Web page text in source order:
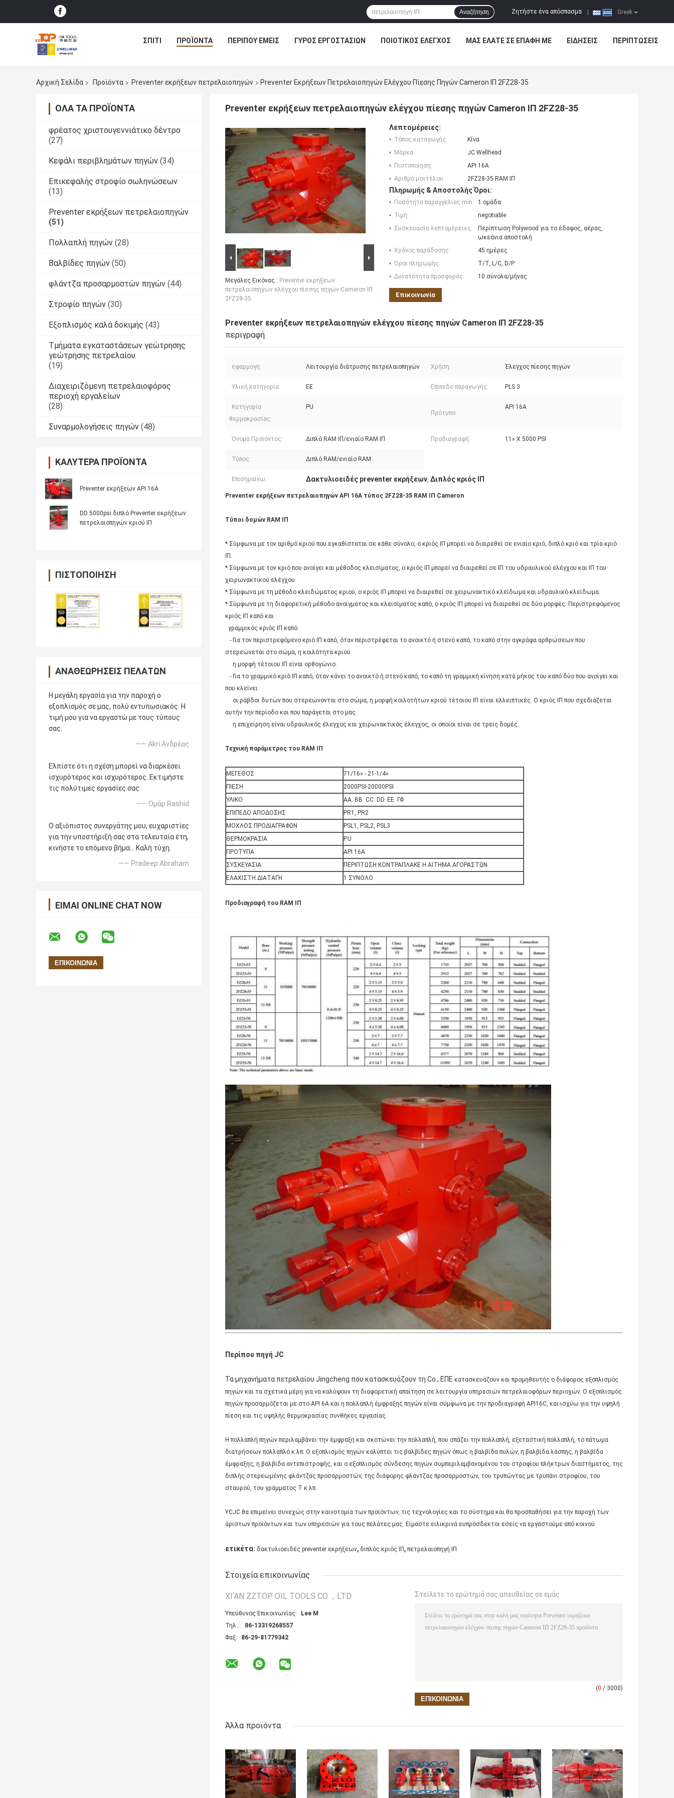
Greek
Ζητήστε ένα απόσπασμα
Αναζήτηση
ΣΠΊΤΙ ΠΡΟΪΌΝΤΑ ΠΕΡΊΠΟΥ ΕΜΕΊΣ ΓΎΡΟΣ ΕΡΓΟΣΤΑΣΊΩΝ ΠΟΙΟΤΙΚΌΣ ΈΛΕΓΧΟΣ ΜΑΣ ΕΛΆΤΕ ΣΕ ΕΠΑΦΉ ΜΕ ΕΙΔΉΣΕΙΣ ΠΕΡΙΠΤΏΣΕΙΣ
Αρχική Σελίδα Προϊόντα Preventer εκρήξεων πετρελαιοπηγών Preventer Εκρήξεων Πετρελαιοπηγών Ελέγχου Πίεσης Πηγών Cameron ΙΠ 2FZ28-35
ΌΛΑ ΤΑ ΠΡΟΪΌΝΤΑ
φρέατος χριστουγεννιάτικο δέντρο
(27)
Κεφάλι περιβλημάτων πηγών (34)
Επικεφαλής στροφίο σωληνώσεων
(13)
Preventer εκρήξεων πετρελαιοπηγών
(51)
Πολλαπλή πηγών (28)
Βαλβίδες πηγών (50)
φλάντζα προσαρμοστών πηγών (44)
Στροφίο πηγών (30)
Εξοπλισμός καλά δοκιμής (43)
Τμήματα εγκαταστάσεων γεώτρησης
γεώτρησης πετρελαίου
(19)
Διαχειριζόμενη πετρελαιοφόρος
περιοχή εργαλείων
(28)
Συναρμολογήσεις πηγών (48)
ΚΑΛΎΤΕΡΑ ΠΡΟΪΌΝΤΑ
Preventer εκρήξεων API 16A
DD 5000psi διπλό Preventer εκρήξεων
πετρελαιοπηγών κριού ΙΠ
ΠΙΣΤΟΠΟΊΗΣΗ
ΑΝΑΘΕΩΡΉΣΕΙΣ ΠΕΛΑΤΏΝ
Η μεγάλη εργασία για την παροχή ο
εξοπλισμός σε μας, πολύ εντυπωσιακός. Η
τιμή μου για να εργαστώ με τους τύπους
σας.
—— Akri Ανδρέας
Ελπίστε ότι η σχέση μπορεί να διαρκέσει
ισχυρότερος και ισχυρότερος. Εκτιμήστε
τις πολύτιμες εργασίες σας.
—— Ομάρ Rashid
Ο αξιόπιστος συνεργάτης μου, ευχαριστίες
για την υποστήριξή σας στα τελευταία έτη,
κινήστε το επόμενο βήμα… Καλή τύχη.
—— Pradeep Abraham
ΕΊΜΑΙ ONLINE CHAT NOW
Preventer εκρήξεων πετρελαιοπηγών ελέγχου πίεσης πηγών Cameron ΙΠ 2FZ28-35
Μεγάλες Εικόνας : Preventer εκρήξεων
πετρελαιοπηγών ελέγχου πίεσης πηγών Cameron ΙΠ
2FZ28-35
Λεπτομέρειες:
Τόπος καταγωγής:
Κίνα
Μάρκα:
JC Wellhead
Πιστοποίηση:
API 16A
Αριθμό μοντέλου:
2FZ28-35 RAM ΙΠ
Πληρωμής & Αποστολής Όροι:
Ποσότητα παραγγελίας min:
1 ομάδα
Τιμή:
negotiable
Συσκευασία λεπτομέρειες:
Περίπτωση Polywood για το έδαφος, αέρας,
ωκεάνια αποστολή
Χρόνος παράδοσης:
45 ημέρες
Όροι πληρωμής:
T/T, L/C, D/P
Δυνατότητα προσφοράς:
10 σύνολα/μήνας
Επικοινωνία
Preventer εκρήξεων πετρελαιοπηγών ελέγχου πίεσης πηγών Cameron ΙΠ 2FZ28-35
περιγραφή
εφαρμογή: Λειτουργία διάτρυσης πετρελαιοπηγών Χρήση: Έλεγχος πίεσης πηγών
Υλική κατηγορία: EE Επίπεδο παραγωγής: PLS 3
Κατηγορία
θερμοκρασίας:
PU
Πρότυπο:
API 16A
Όνομα Προϊόντος: Διπλό RAM ΙΠ/ενιαίο RAM ΙΠ Προδιαγραφή: 11» Χ 5000 PSI
Τύπος: Διπλό RAM/ενιαίο RAM
Επισημαίνω: Δακτυλιοειδές preventer εκρήξεων, Διπλός κριός ΙΠ
Preventer εκρήξεων πετρελαιοπηγών API 16A τύπος 2FZ28-35 RAM ΙΠ Cameron
Τύποι δομών RAM ΙΠ
* Σύμφωνα με τον αριθμό κριού που εγκαθίσταται σε κάθε σύνολο, ο κριός ΙΠ μπορεί να διαιρεθεί σε ενιαίο κριό, διπλό κριό και τρία κριό
ΙΠ.
* Σύμφωνα με τον κριό που ανοίγει και μέθοδος κλεισίματος, ο κριός ΙΠ μπορεί να διαιρεθεί σε ΙΠ του υδραυλικού ελέγχου και ΙΠ του
χειρωνακτικού ελέγχου.
* Σύμφωνα με τη μέθοδο κλειδώματος κριού, ο κριός ΙΠ μπορεί να διαιρεθεί σε χειρωνακτικό κλείδωμα και υδραυλικό κλείδωμα.
* Σύμφωνα με τη διαφορετική μέθοδο ανοίγματος και κλεισίματος καπό, ο κριός ΙΠ μπορεί να διαιρεθεί σε δύο μορφές: Περιστρεφόμενος
κριός ΙΠ καπό και
γραμμικός κριός ΙΠ καπό.
- Για τον περιστρεφόμενο κριό ΙΠ καπό, όταν περιστρέφεται το ανοικτό ή στενό καπό, το καπό στην αγκράφα αρθρώσεων που
στερεώνεται στο σώμα, η κοιλότητα κριού
η μορφή τέτοιου ΙΠ είναι ορθογώνιο.
- Για το γραμμικό κριό ΙΠ καπό, όταν κάνει το ανοικτό ή στενό καπό, το καπό τη γραμμική κίνηση κατά μήκος του καπό δύο που ανοίγει και
που κλείνει
οι ράβδοι δυτών που στερεώνονται στο σώμα, η μορφή κοιλοτήτων κριού τέτοιου ΙΠ είναι ελλειπτικές. Ο κριός ΙΠ που σχεδιάζεται
αυτήν την περίοδο και που παράγεται στο μας
η επιχείρηση είναι υδραυλικός έλεγχος και χειρωνακτικός έλεγχος, οι οποίοι είναι σε τρεις δομές.
Τεχνική παράμετρος του RAM ΙΠ
ΜΕΓΕΘΟΣ
71/16» - 21-1/4»
ΠΙΕΣΗ
2000PSI-20000PSI
ΥΛΙΚΟ
AA. BB. CC. DD. EE. ΓΦ
ΕΠΙΠΕΔΟ ΑΠΟΔΟΣΗΣ
PR1, PR2
ΜΟΧΛΟΣ ΠΡΟΔΙΑΓΡΑΦΩΝ
PSL1, PSL2, PSL3
ΘΕΡΜΟΚΡΑΣΙΑ
P.U
ΠΡΟΤΥΠΑ
API 16A
ΣΥΣΚΕΥΑΣΙΑ
ΠΕΡΙΠΤΩΣΗ ΚΟΝΤΡΑΠΛΑΚΕ Η ΑΙΤΗΜΑ ΑΓΟΡΑΣΤΩΝ
ΕΛΑΧΙΣΤΗ ΔΙΑΤΑΓΗ
1 ΣΥΝΟΛΟ
Προδιαγραφή του RAM ΙΠ
Περίπου πηγή JC
Τα μηχανήματα πετρελαίου Jingcheng που κατασκευάζουν τη Co., ΕΠΕ κατασκευάζουν και προμηθευτής ο διάφορος εξοπλισμός
πηγών και τα σχετικά μέρη για να καλύψουν τη διαφορετική απαίτηση σε λειτουργία υπηρεσιών πετρελαιοφόρων περιοχών. Ο εξοπλισμός
πηγών προσαρμόζεται με στο API 6A και η πολλαπλή έμφραξης πηγών είναι σύμφωνα με την προδιαγραφή API16C, και ισχύω για την υψηλή
πίεση και τις υψηλής θερμοκρασίας συνθήκες εργασίας.
Η πολλαπλή πηγών περιλαμβάνει την έμφραξη και σκοτώνει την πολλαπλή, που σπάζει την πολλαπλή, εξεταστική πολλαπλή, το πάτωμα
διατρήσεων πολλαπλό κ.λπ. Ο εξοπλισμός πηγών καλύπτει τις βαλβίδες πηγών όπως η βαλβίδα πυλών, η βαλβίδα λάσπης, η βαλβίδα
έμφραξης, η βαλβίδα αντεπιστροφής, και ο εξοπλισμός σύνδεσης πηγών συμπεριλαμβανομένου του στροφίου πλήκτρων διαστήματος, της
διπλής στερεωμένης φλάντζας προσαρμοστών, της διάφορης φλάντζας προσαρμοστών, του τρυπώντας με τρυπάνι στροφίου, του
σταυρού, του γράμματος Τ κ.λπ.
YCJC θα επιμείνει συνεχώς στην καινοτομία των προϊόντων, τις τεχνολογίες και το σύστημα και θα προσπαθήσει για την παροχή των
άριστων προϊόντων και των υπηρεσιών για τους πελάτες μας. Είμαστε ειλικρινά ευπρόσδεκτοι εσείς να εργαστούμε από κοινού.
ετικέτα: δακτυλιοειδές preventer εκρήξεων, διπλός κριός ΙΠ, πετρελαιοπηγή ΙΠ
Στοιχεία επικοινωνίας
XI‘AN ZZTOP OIL TOOLS CO.，LTD
Υπεύθυνος Επικοινωνίας:
Lee M
Τηλ.::
86-13319268557
Φαξ:
86-29-81779342
Στείλετε το ερώτημά σας απευθείας σε εμάς
(0 / 3000)
Άλλα προϊόντα